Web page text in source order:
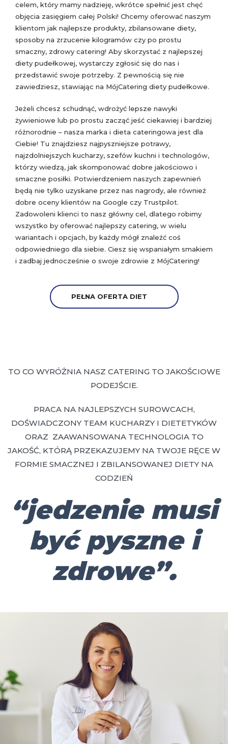
celem, który mamy nadzieję, wkrótce spełnić jest chęć
objęcia zasięgiem całej Polski! Chcemy oferować naszym
klientom jak najlepsze produkty, zbilansowane diety,
sposoby na zrzucenie kilogramów czy po prostu
smaczny, zdrowy catering! Aby skorzystać z najlepszej
diety pudełkowej, wystarczy zgłosić się do nas i
przedstawić swoje potrzeby. Z pewnością się nie
zawiedziesz, stawiając na MójCatering diety pudełkowe.
Jeżeli chcesz schudnąć, wdrożyć lepsze nawyki
żywieniowe lub po prostu zacząć jeść ciekawiej i bardziej
różnorodnie – nasza marka i dieta cateringowa jest dla
Ciebie! Tu znajdziesz najpyszniejsze potrawy,
najzdolniejszych kucharzy, szefów kuchni i technologów,
którzy wiedzą, jak skomponować dobre jakościowo i
smaczne posiłki. Potwierdzeniem naszych zapewnień
będą nie tylko uzyskane przez nas nagrody, ale również
dobre oceny klientów na Google czy Trustpilot.
Zadowoleni klienci to nasz główny cel, dlatego robimy
wszystko by oferować najlepszy catering, w wielu
wariantach i opcjach, by każdy mógł znaleźć coś
odpowiedniego dla siebie. Ciesz się wspaniałym smakiem
i zadbaj jednocześnie o swoje zdrowie z MójCatering!
PEŁNA OFERTA DIET
TO CO WYRÓŻNIA NASZ CATERING TO JAKOŚCIOWE
PODEJŚCIE.
PRACA NA NAJLEPSZYCH SUROWCACH,
DOŚWIADCZONY TEAM KUCHARZY I DIETETYKÓW
ORAZ ZAAWANSOWANA TECHNOLOGIA TO
JAKOŚĆ, KTÓRĄ PRZEKAZUJEMY NA TWOJE RĘCE W
FORMIE SMACZNEJ I ZBILANSOWANEJ DIETY NA
CODZIEŃ
“jedzenie musi
być pyszne i
zdrowe”.